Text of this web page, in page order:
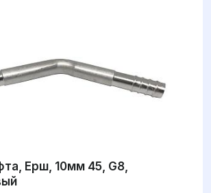
Ерш, 10мм 45, G8,